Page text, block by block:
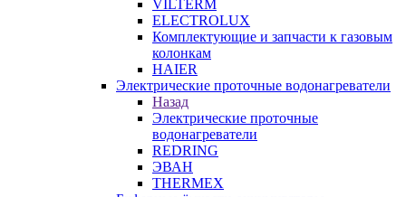
VILTERM
ELECTROLUX
Комплектующие и запчасти к газовым
колонкам
HAIER
Электрические проточные водонагреватели
Назад
Электрические проточные
водонагреватели
REDRING
ЭВАН
THERMEX